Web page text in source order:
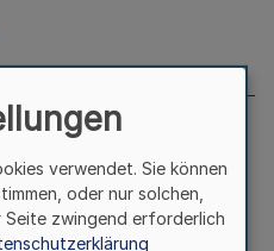
204 vom
verwendet. Sie können
oder nur solchen,
zwingend erforderlich